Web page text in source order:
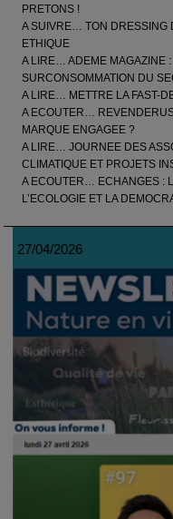
PRETONS !
A SUIVRE… TON DRESSING
ETHIQUE
A LIRE… ADEME MAGAZINE
SURCONSOMMATION DU
A LIRE… METTRE LA FAST-
A ECOUTER…
MARQUE ENGAGEE ?
A LIRE… JOURNEE DES
CLIMATIQUE ET PROJETS
A ECOUTER… ECHANGES :
L’ECOLOGIE ET LA
27/04/2026